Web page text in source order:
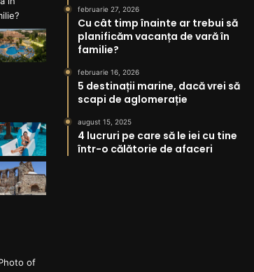
februarie 27, 2026
Cu cât timp înainte ar trebui să
planificăm vacanța de vară în
familie?
februarie 16, 2026
5 destinații marine, dacă vrei să
scapi de aglomerație
august 15, 2025
4 lucruri pe care să le iei cu tine
într-o călătorie de afaceri